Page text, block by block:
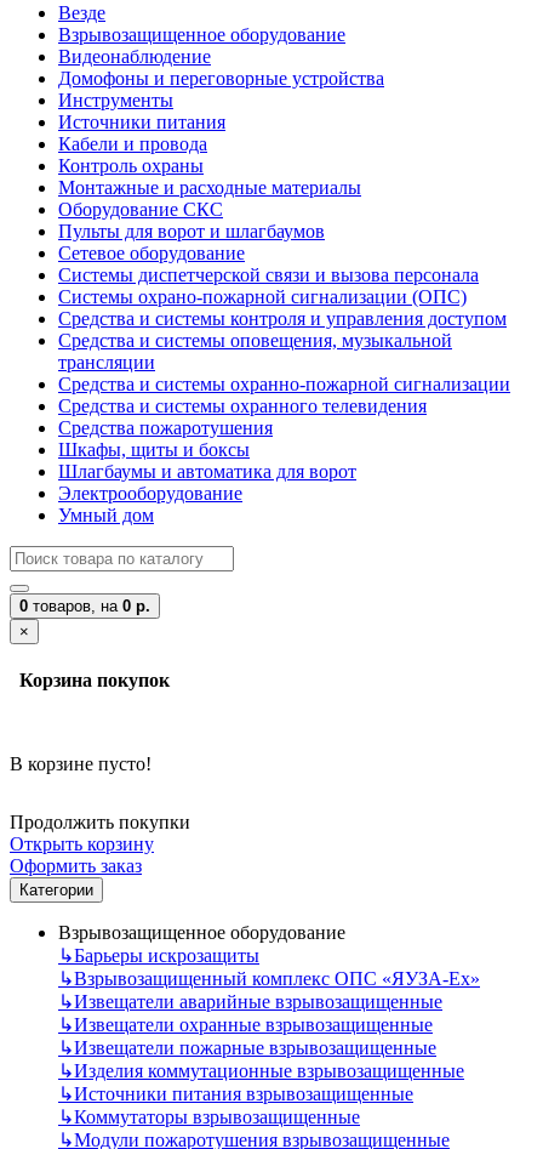
Везде
Взрывозащищенное оборудование
Видеонаблюдение
Домофоны и переговорные устройства
Инструменты
Источники питания
Кабели и провода
Контроль охраны
Монтажные и расходные материалы
Оборудование СКС
Пульты для ворот и шлагбаумов
Сетевое оборудование
Системы диспетчерской связи и вызова персонала
Системы охрано-пожарной сигнализации (ОПС)
Средства и системы контроля и управления доступом
Средства и системы оповещения, музыкальной
трансляции
Средства и системы охранно-пожарной сигнализации
Средства и системы охранного телевидения
Средства пожаротушения
Шкафы, щиты и боксы
Шлагбаумы и автоматика для ворот
Электрооборудование
Умный дом
0 товаров, на 0 р.
×
Корзина покупок
В корзине пусто!
Продолжить покупки
Открыть корзину
Оформить заказ
Категории
Взрывозащищенное оборудование
↳Барьеры искрозащиты
↳Взрывозащищенный комплекс ОПС «ЯУЗА-Ех»
↳Извещатели аварийные взрывозащищенные
↳Извещатели охранные взрывозащищенные
↳Извещатели пожарные взрывозащищенные
↳Изделия коммутационные взрывозащищенные
↳Источники питания взрывозащищенные
↳Коммутаторы взрывозащищенные
↳Модули пожаротушения взрывозащищенные